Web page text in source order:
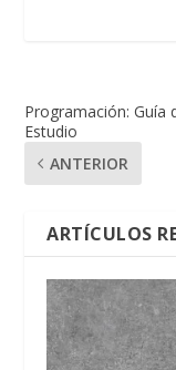
Programación: Guía
Estudio
ANTERIOR
ARTÍCULOS